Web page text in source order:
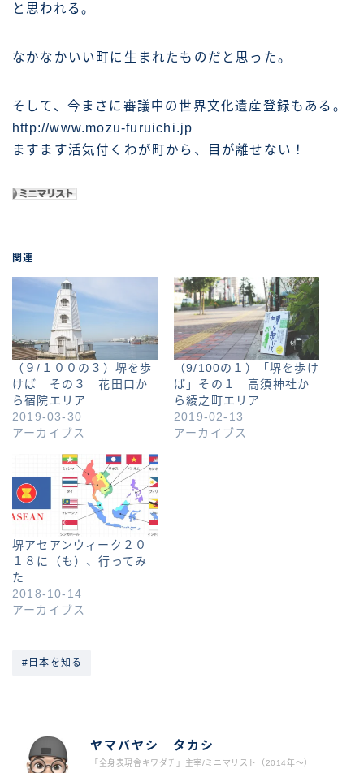
と思われる。
なかなかいい町に生まれたものだと思った。
そして、今まさに審議中の世界文化遺産登録もある。
http://www.mozu-furuichi.jp
ますます活気付くわが町から、目が離せない！
関連
（９/１００の３）堺を歩
けば その３ 花田口か
ら宿院エリア
2019-03-30
アーカイブス
（9/100の１）「堺を歩け
ば」その１ 高須神社か
ら綾之町エリア
2019-02-13
アーカイブス
堺アセアンウィーク２０
１８に（も）、行ってみ
た
2018-10-14
アーカイブス
#日本を知る
ヤマバヤシ タカシ
「全身表現舎キワダチ」主宰/ミニマリスト（2014年〜）